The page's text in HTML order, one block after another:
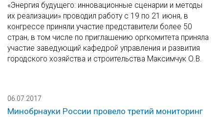
«Энергия будущего: инновационные сценарии и методы
их реализации» проводил работу с 19 по 21 июня, в
конгрессе приняли участие представители более 50
стран, в том числе по приглашению оргкомитета приняла
участие заведующий кафедрой управления и развития
городского хозяйства и строительства Максимчук О.В.
06.07.2017
Минобрнауки России провело третий мониторинг